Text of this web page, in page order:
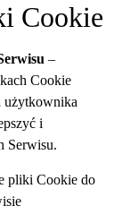
Cookie
–
Cookie
użytkownika
i
Serwisu.
pliki Cookie do